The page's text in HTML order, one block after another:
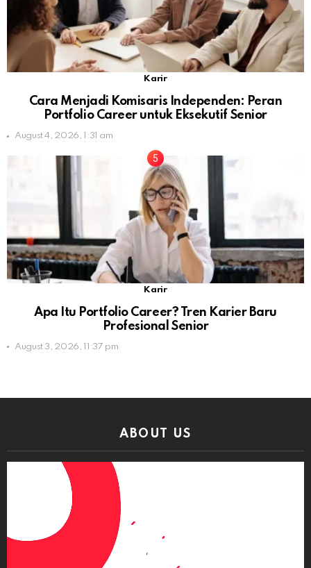
Karir
Cara Menjadi Komisaris Independen: Peran
Portfolio Career untuk Eksekutif Senior
August 4, 2026, 1:31 am
Karir
Apa Itu Portfolio Career? Tren Karier Baru
Profesional Senior
August 3, 2026, 11:37 pm
ABOUT US